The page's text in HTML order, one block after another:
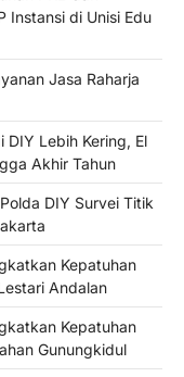
Instansi di Unisi Edu
Jasa Raharja
DIY Lebih Kering, El
Akhir Tahun
DIY Survei Titik
Kepatuhan
Andalan
Kepatuhan
Gunungkidul